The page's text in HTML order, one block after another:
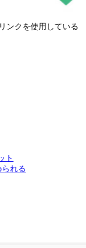
ンクを使用している
ト
れる